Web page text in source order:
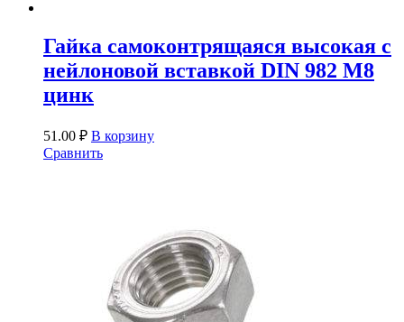
Гайка самоконтрящаяся высокая с
нейлоновой вставкой DIN 982 М8
цинк
51.00 ₽ В корзину
Сравнить